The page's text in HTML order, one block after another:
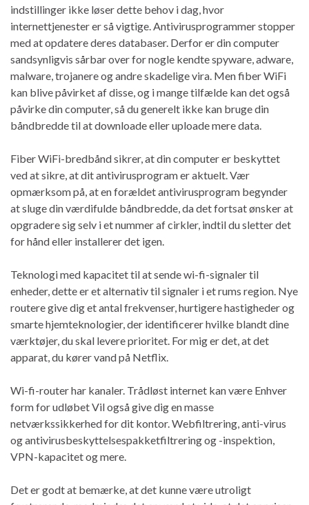
indstillinger ikke løser dette behov i dag, hvor
internettjenester er så vigtige. Antivirusprogrammer stopper
med at opdatere deres databaser. Derfor er din computer
sandsynligvis sårbar over for nogle kendte spyware, adware,
malware, trojanere og andre skadelige vira. Men fiber WiFi
kan blive påvirket af disse, og i mange tilfælde kan det også
påvirke din computer, så du generelt ikke kan bruge din
båndbredde til at downloade eller uploade mere data.
Fiber WiFi-bredbånd sikrer, at din computer er beskyttet
ved at sikre, at dit antivirusprogram er aktuelt. Vær
opmærksom på, at en forældet antivirusprogram begynder
at sluge din værdifulde båndbredde, da det fortsat ønsker at
opgradere sig selv i et nummer af cirkler, indtil du sletter det
for hånd eller installerer det igen.
Teknologi med kapacitet til at sende wi-fi-signaler til
enheder, dette er et alternativ til signaler i et rums region. Nye
routere give dig et antal frekvenser, hurtigere hastigheder og
smarte hjemteknologier, der identificerer hvilke blandt dine
værktøjer, du skal levere prioritet. For mig er det, at det
apparat, du kører vand på Netflix.
Wi-fi-router har kanaler. Trådløst internet kan være Enhver
form for udløbet Vil også give dig en masse
netværkssikkerhed for dit kontor. Webfiltrering, anti-virus
og antivirusbeskyttelsespakketfiltrering og -inspektion,
VPN-kapacitet og mere.
Det er godt at bemærke, at det kunne være utroligt